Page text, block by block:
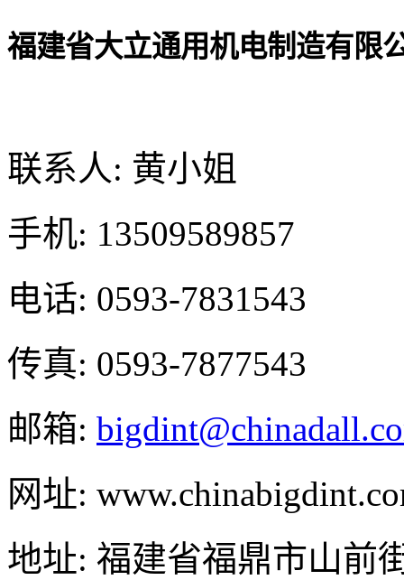
福建省大立通用机电制造有限
联系人: 黄小姐
手机: 13509589857
电话: 0593-7831543
传真: 0593-7877543
邮箱:
网址:
地址: 福建省福鼎市山前